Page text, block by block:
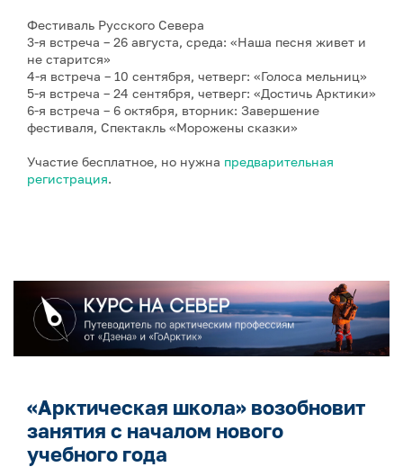
Фестиваль Русского Севера
3-я встреча – 26 августа, среда: «Наша песня живет и
не старится»
4-я встреча – 10 сентября, четверг: «Голоса мельниц»
5-я встреча – 24 сентября, четверг: «Достичь Арктики»
6-я встреча – 6 октября, вторник: Завершение
фестиваля, Спектакль «Морожены сказки»
Участие бесплатное, но нужна предварительная
регистрация.
«Арктическая школа» возобновит
занятия с началом нового
учебного года